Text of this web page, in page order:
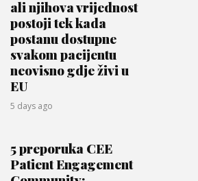
ali njihova vrijednost
postoji tek kada
postanu dostupne
svakom pacijentu
neovisno gdje živi u
EU
5 days ago
5 preporuka CEE
Patient Engagement